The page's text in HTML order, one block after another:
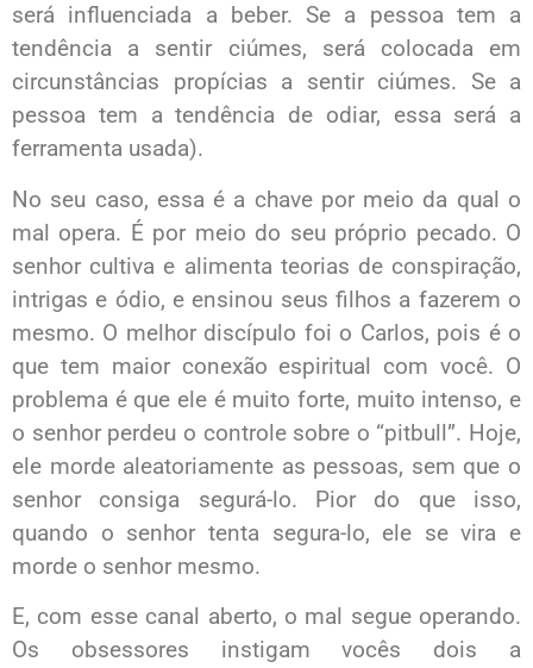
será influenciada a beber. Se a pessoa tem a
tendência a sentir ciúmes, será colocada em
circunstâncias propícias a sentir ciúmes. Se a
pessoa tem a tendência de odiar, essa será a
ferramenta usada).
No seu caso, essa é a chave por meio da qual o
mal opera. É por meio do seu próprio pecado. O
senhor cultiva e alimenta teorias de conspiração,
intrigas e ódio, e ensinou seus filhos a fazerem o
mesmo. O melhor discípulo foi o Carlos, pois é o
que tem maior conexão espiritual com você. O
problema é que ele é muito forte, muito intenso, e
o senhor perdeu o controle sobre o “pitbull”. Hoje,
ele morde aleatoriamente as pessoas, sem que o
senhor consiga segurá-lo. Pior do que isso,
quando o senhor tenta segura-lo, ele se vira e
morde o senhor mesmo.
E, com esse canal aberto, o mal segue operando.
Os obsessores instigam vocês dois a